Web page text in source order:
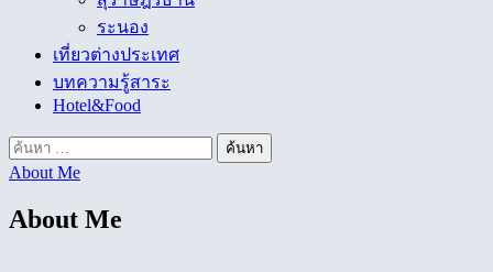
ระนอง
เที่ยวต่างประเทศ
บทความรู้สาระ
Hotel&Food
ค้นหา
สำหรับ:
About Me
About Me